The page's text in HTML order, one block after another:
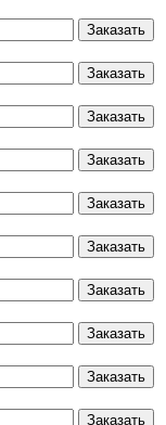
Заказать
Заказать
Заказать
Заказать
Заказать
Заказать
Заказать
Заказать
Заказать
Заказать